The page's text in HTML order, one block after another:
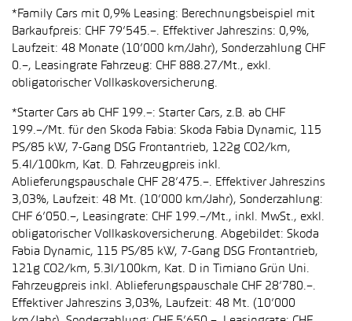
*Family Cars mit 0,9% Leasing: Berechnungsbeispiel mit
Barkaufpreis: CHF 79’545.–. Effektiver Jahreszins: 0,9%,
Laufzeit: 48 Monate (10’000 km/Jahr), Sonderzahlung CHF
0.–, Leasingrate Fahrzeug: CHF 888.27/Mt., exkl.
obligatorischer Vollkaskoversicherung.
*Starter Cars ab CHF 199.–: Starter Cars, z.B. ab CHF
199.–/Mt. für den Skoda Fabia: Skoda Fabia Dynamic, 115
PS/85 kW, 7-Gang DSG Frontantrieb, 122g CO2/km,
5.4l/100km, Kat. D. Fahrzeugpreis inkl.
Ablieferungspauschale CHF 28’475.–. Effektiver Jahreszins
3,03%, Laufzeit: 48 Mt. (10’000 km/Jahr), Sonderzahlung:
CHF 6’050.–, Leasingrate: CHF 199.–/Mt., inkl. MwSt., exkl.
obligatorischer Vollkaskoversicherung. Abgebildet: Skoda
Fabia Dynamic, 115 PS/85 kW, 7-Gang DSG Frontantrieb,
121g CO2/km, 5.3l/100km, Kat. D in Timiano Grün Uni.
Fahrzeugpreis inkl. Ablieferungspauschale CHF 28’780.–.
Effektiver Jahreszins 3,03%, Laufzeit: 48 Mt. (10’000